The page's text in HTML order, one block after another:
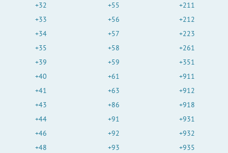
+32
+33
+34
+35
+39
+40
+41
+43
+44
+46
+48
+55
+56
+57
+58
+59
+61
+63
+86
+91
+92
+93
+211
+212
+223
+261
+351
+911
+912
+918
+931
+932
+935